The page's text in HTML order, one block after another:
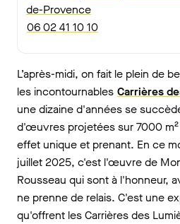
de-Provence
06 02 41 10 10
L’après-midi, on fait le plein de
les incontournables Carrières
une dizaine d'années se
d'œuvres projetées sur 7000
effet unique et prenant. En ce
juillet 2025, c'est l'œuvre de
Rousseau qui sont à l'honneur,
ne prenne de relais. C'est une
qu'offrent les Carrières des